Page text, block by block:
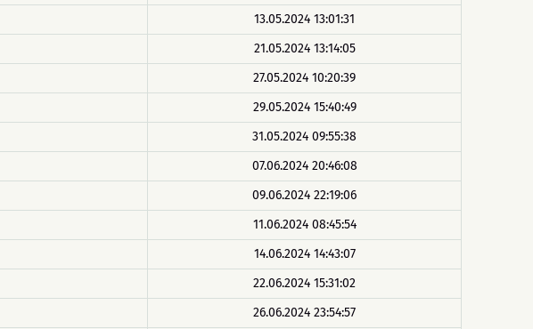
13.05.2024 13:01:31
21.05.2024 13:14:05
27.05.2024 10:20:39
29.05.2024 15:40:49
31.05.2024 09:55:38
07.06.2024 20:46:08
09.06.2024 22:19:06
11.06.2024 08:45:54
14.06.2024 14:43:07
22.06.2024 15:31:02
26.06.2024 23:54:57